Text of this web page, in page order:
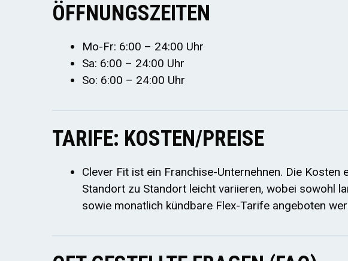
ÖFFNUNGSZEITEN
Mo-Fr: 6:00 – 24:00 Uhr
Sa: 6:00 – 24:00 Uhr
So: 6:00 – 24:00 Uhr
TARIFE: KOSTEN/PREISE
Clever Fit ist ein Franchise-Unternehnen. Die
Standort zu Standort leicht variieren, wobei sowohl
sowie monatlich kündbare Flex-Tarife angeboten